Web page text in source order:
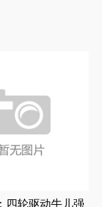
四轮驱动牛儿强